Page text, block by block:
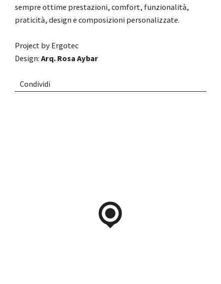
sempre ottime prestazioni, comfort, funzionalità,
praticità, design e composizioni personalizzate.
Project by Ergotec
Design:Arq. Rosa Aybar
Condividi